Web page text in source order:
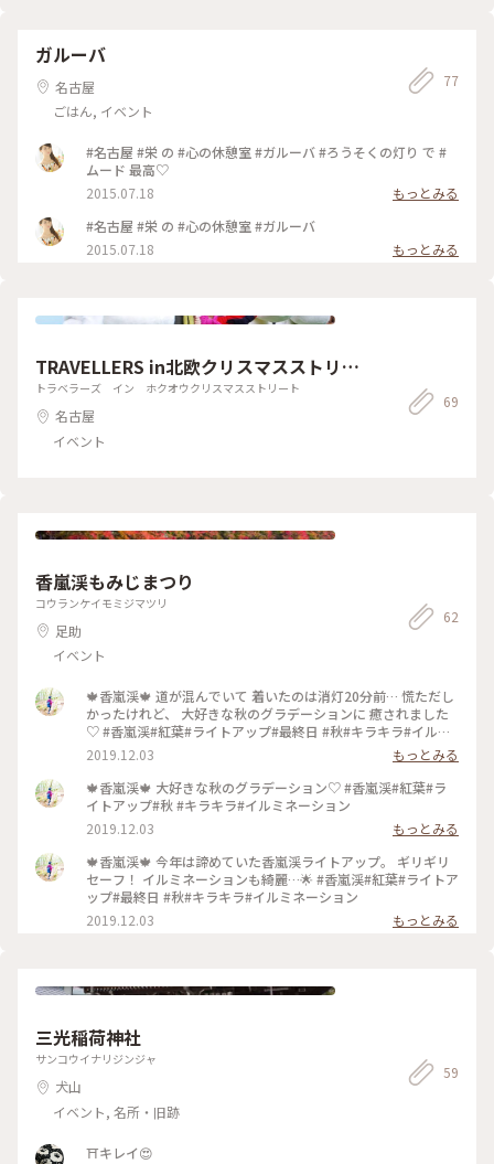
している小川なんかもあるんですが 雨が強くなってきてしま
ったので明るいうちに撤収しました⛈️ 舗装されていない道や
坂、階段が多いので歩きやすい靴とパンツスタイル推奨です👖
👟 （2026.6.20） #あじさい #満開 #お花畑 #お散歩 #公園 #雨
の日 #ひみつの絶景 #あじさいの里 #形原温泉 #蒲郡 #ことりっ
ガルーバ
名古屋
ごはん, イベント
77
#名古屋 #栄 の #心の休憩室 #ガルーバ #ろうそくの灯り で #
ムード 最高♡
2015.07.18
もっとみる
#名古屋 #栄 の #心の休憩室 #ガルーバ
2015.07.18
もっとみる
TRAVELLERS in北欧クリスマスストリー
ト
トラベラーズ イン ホクオウクリスマスストリート
名古屋
イベント
69
香嵐渓もみじまつり
コウランケイモミジマツリ
足助
イベント
62
🍁香嵐渓🍁 道が混んでいて 着いたのは消灯20分前… 慌ただし
かったけれど、 大好きな秋のグラデーションに 癒されました
♡ #香嵐渓#紅葉#ライトアップ#最終日 #秋#キラキラ#イルミ
ネーション
2019.12.03
もっとみる
🍁香嵐渓🍁 大好きな秋のグラデーション♡ #香嵐渓#紅葉#ラ
イトアップ#秋 #キラキラ#イルミネーション
2019.12.03
もっとみる
🍁香嵐渓🍁 今年は諦めていた香嵐渓ライトアップ。 ギリギリ
セーフ！ イルミネーションも綺麗…🌟 #香嵐渓#紅葉#ライトア
ップ#最終日 #秋#キラキラ#イルミネーション
2019.12.03
もっとみる
三光稲荷神社
サンコウイナリジンジャ
犬山
イベント, 名所・旧跡
59
⛩️キレイ😍